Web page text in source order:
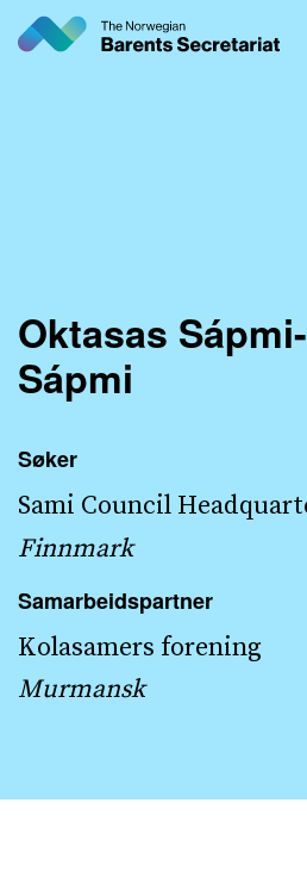
Hopp
Oktasas
Sápmi
Søker
Sami Council
Finnmark
Samarbeidspartner
Kolasamers forening
Murmansk